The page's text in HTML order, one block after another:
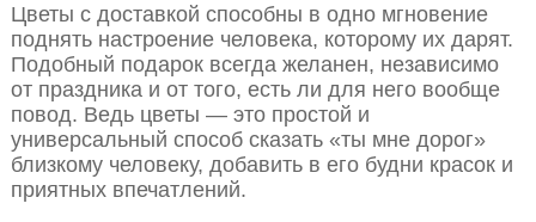
Цветы с доставкой способны в одно мгновение
поднять настроение человека, которому их дарят.
Подобный подарок всегда желанен, независимо
от праздника и от того, есть ли для него вообще
повод. Ведь цветы — это простой и
универсальный способ сказать «ты мне дорог»
близкому человеку, добавить в его будни красок и
приятных впечатлений.